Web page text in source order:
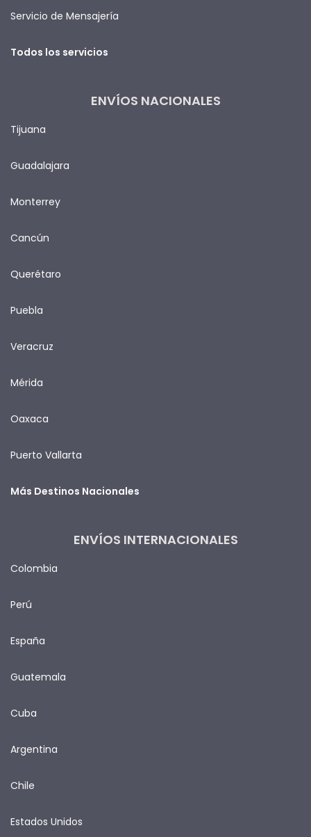
Servicio de Mensajería
Todos los servicios
ENVÍOS NACIONALES
Tijuana
Guadalajara
Monterrey
Cancún
Querétaro
Puebla
Veracruz
Mérida
Oaxaca
Puerto Vallarta
Más Destinos Nacionales
ENVÍOS INTERNACIONALES
Colombia
Perú
España
Guatemala
Cuba
Argentina
Chile
Estados Unidos